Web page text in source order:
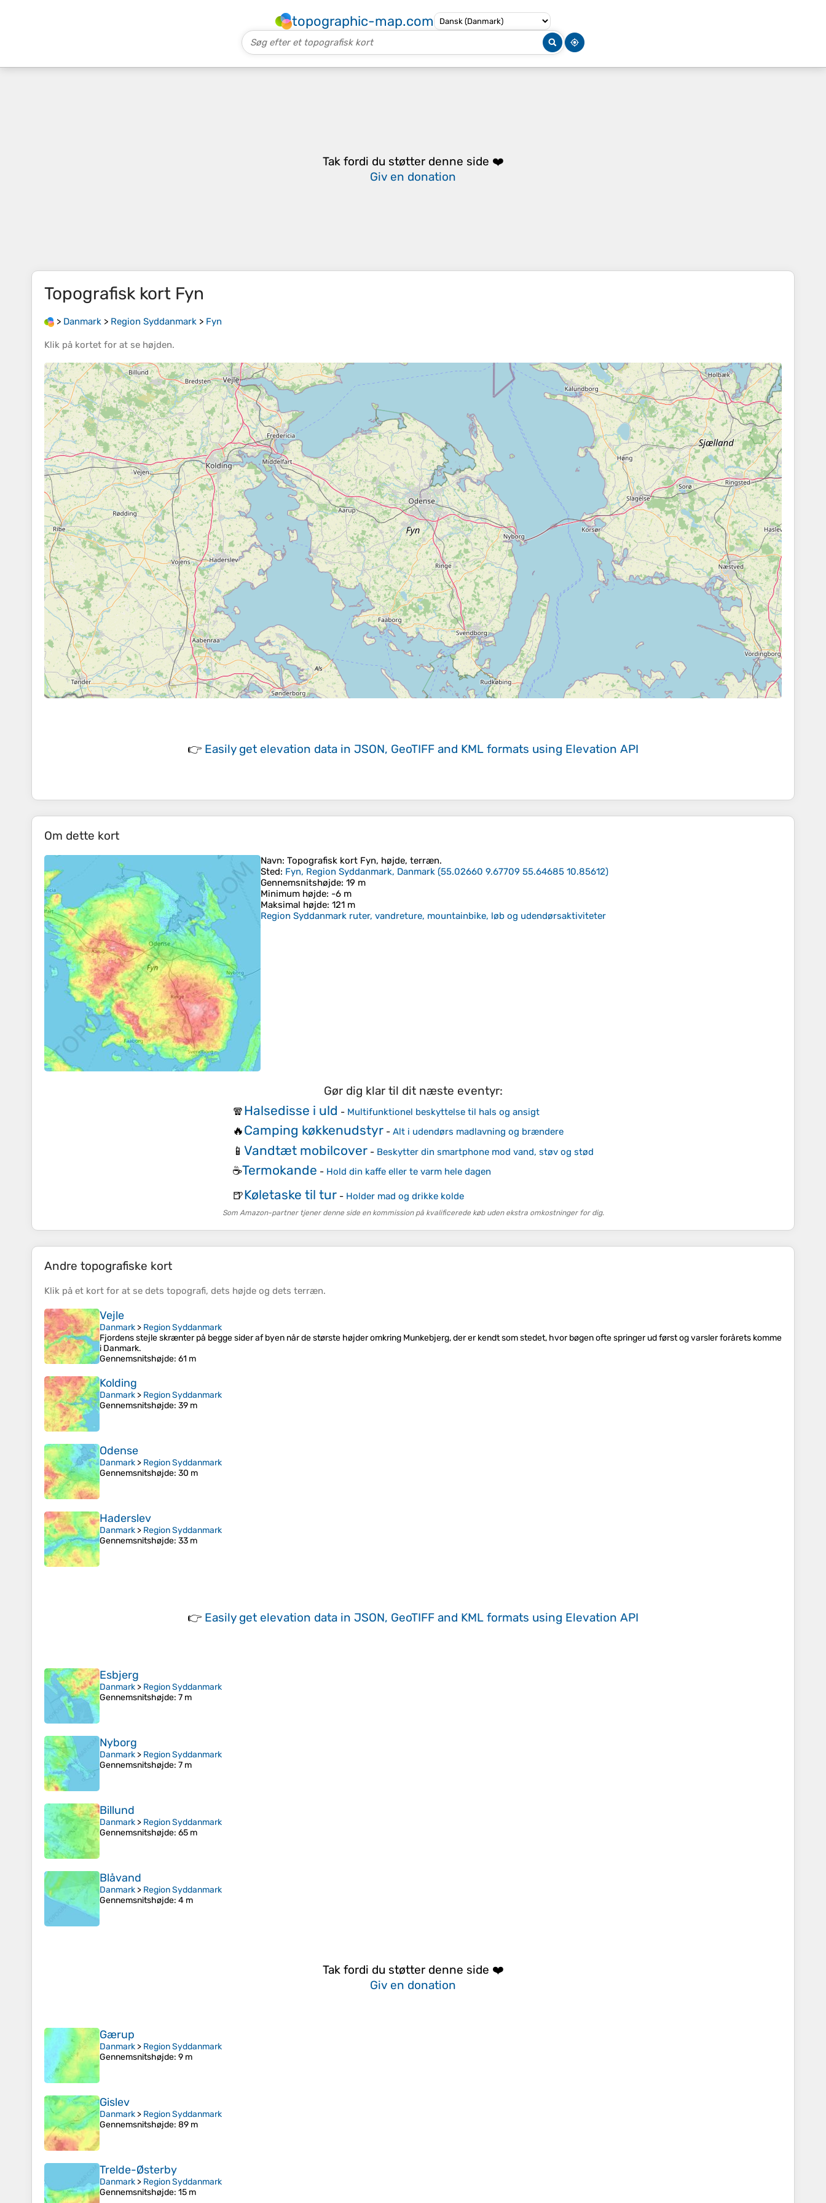
topographic-map.com
Tak fordi du støtter denne side ❤️
Giv en donation
Topografisk kort Fyn
> Danmark > Region Syddanmark > Fyn
Klik på kortet for at se højden.
👉 Easily get elevation data in JSON, GeoTIFF and KML formats using Elevation API
Om dette kort
Navn: Topografisk kort Fyn, højde, terræn.
Sted: Fyn, Region Syddanmark, Danmark (55.02660 9.67709 55.64685 10.85612)
Gennemsnitshøjde: 19 m
Minimum højde: -6 m
Maksimal højde: 121 m
Region Syddanmark ruter, vandreture, mountainbike, løb og udendørsaktiviteter
Gør dig klar til dit næste eventyr:
🧣Halsedisse i uld - Multifunktionel beskyttelse til hals og ansigt
🔥Camping køkkenudstyr - Alt i udendørs madlavning og brændere
📱 Vandtæt mobilcover - Beskytter din smartphone mod vand, støv og stød
☕Termokande - Hold din kaffe eller te varm hele dagen
🍺Køletaske til tur - Holder mad og drikke kolde
Som Amazon-partner tjener denne side en kommission på kvalificerede køb uden ekstra omkostninger for dig.
Andre topografiske kort
Klik på et kort for at se dets topografi, dets højde og dets terræn.
Vejle
Danmark > Region Syddanmark
Fjordens stejle skrænter på begge sider af byen når de største højder omkring Munkebjerg, der er kendt som stedet, hvor bøgen ofte springer ud først og varsler forårets komme
i Danmark.
Gennemsnitshøjde: 61 m
Kolding
Danmark > Region Syddanmark
Gennemsnitshøjde: 39 m
Odense
Danmark > Region Syddanmark
Gennemsnitshøjde: 30 m
Haderslev
Danmark > Region Syddanmark
Gennemsnitshøjde: 33 m
👉 Easily get elevation data in JSON, GeoTIFF and KML formats using Elevation API
Esbjerg
Danmark > Region Syddanmark
Gennemsnitshøjde: 7 m
Nyborg
Danmark > Region Syddanmark
Gennemsnitshøjde: 7 m
Billund
Danmark > Region Syddanmark
Gennemsnitshøjde: 65 m
Blåvand
Danmark > Region Syddanmark
Gennemsnitshøjde: 4 m
Tak fordi du støtter denne side ❤️
Giv en donation
Gærup
Danmark > Region Syddanmark
Gennemsnitshøjde: 9 m
Gislev
Danmark > Region Syddanmark
Gennemsnitshøjde: 89 m
Trelde-Østerby
Danmark > Region Syddanmark
Gennemsnitshøjde: 15 m